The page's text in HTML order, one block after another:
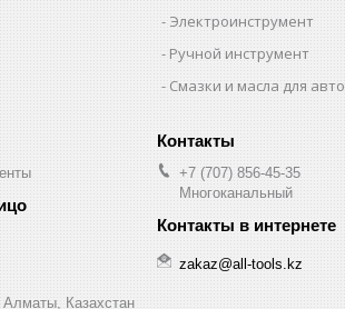
Электроинструмент
Ручной инструмент
Смазки и масла для
Казахстан
+7 (707) 856-45-35
Многоканальный
zakaz@all-tools.kz